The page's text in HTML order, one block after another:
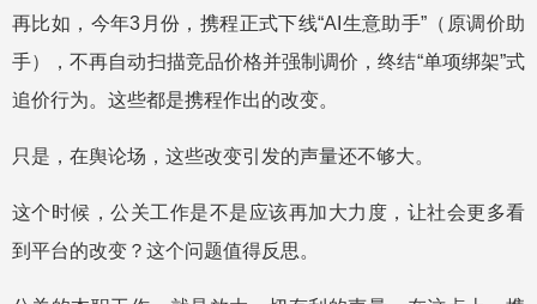
再比如，今年3月份，携程正式下线“AI生意助手”（原调价助
手），不再自动扫描竞品价格并强制调价，终结“单项绑架”式
追价行为。这些都是携程作出的改变。
只是，在舆论场，这些改变引发的声量还不够大。
这个时候，公关工作是不是应该再加大力度，让社会更多看
到平台的改变？这个问题值得反思。